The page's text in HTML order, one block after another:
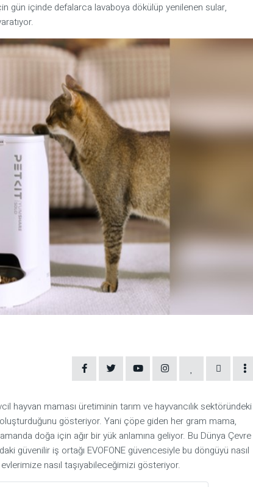
gün içinde defalarca lavaboya dökülüp yenilenen sular,
hayvan maması üretiminin tarım ve hayvancılık sektöründeki
gösteriyor. Yani çöpe giden her gram mama,
doğa için ağır bir yük anlamına geliyor. Bu Dünya Çevre
güvenilir iş ortağı EVOFONE güvencesiyle bu döngüyü nasıl
nasıl taşıyabileceğimizi gösteriyor.